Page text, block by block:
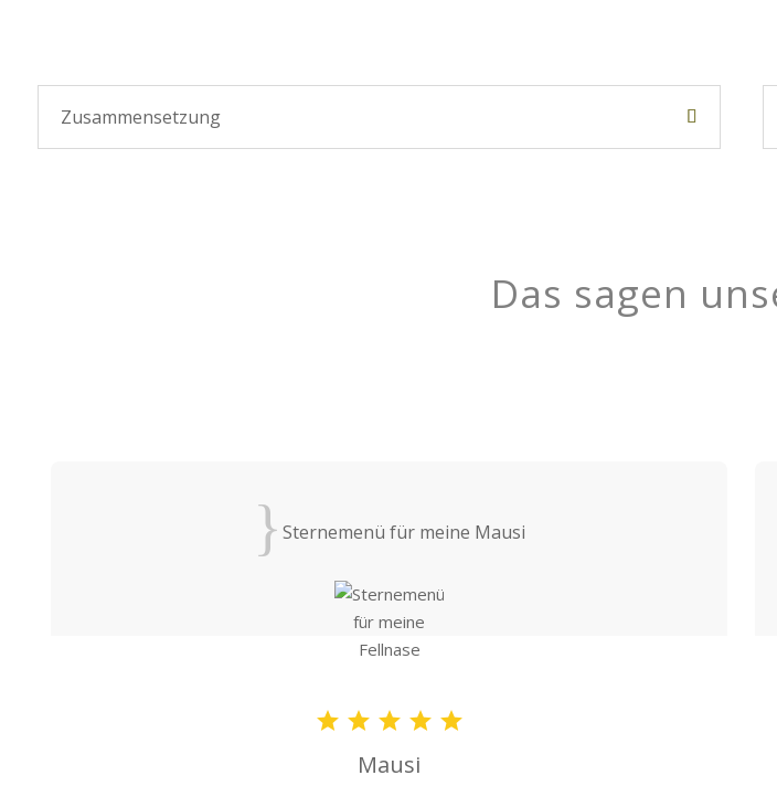
Zusammensetzung
Das sagen
{Sternemenü für meine Mausi
Mausi